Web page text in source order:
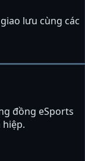
lưu cùng các
đồng eSports
hiệp.